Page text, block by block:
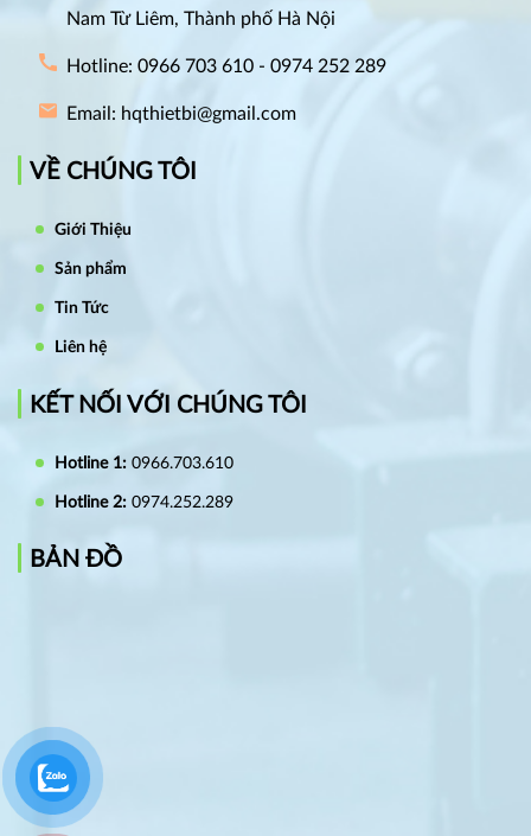
Nam Từ Liêm, Thành phố Hà Nội
Hotline: 0966 703 610 - 0974 252 289
Email: hqthietbi@gmail.com
VỀ CHÚNG TÔI
Giới Thiệu
Sản phẩm
Tin Tức
Liên hệ
KẾT NỐI VỚI CHÚNG TÔI
Hotline 1: 0966.703.610
Hotline 2: 0974.252.289
BẢN ĐỒ